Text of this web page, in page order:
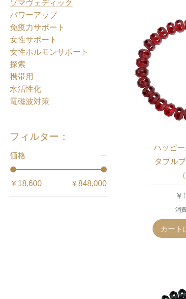
ソマヴェディック
パワーアップ
免疫力サポート
女性サポート
女性ホルモンサポート
探索
携帯用
水活性化
電磁波対策
フィルター：
価格
￥18,600 ￥848,000
ハッピ
タブル
価
￥
消
カート